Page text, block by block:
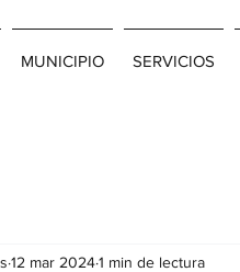
MUNICIPIO SERVICIOS
12 mar 20241 min de lectura